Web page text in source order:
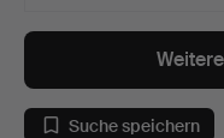
Suche speichern